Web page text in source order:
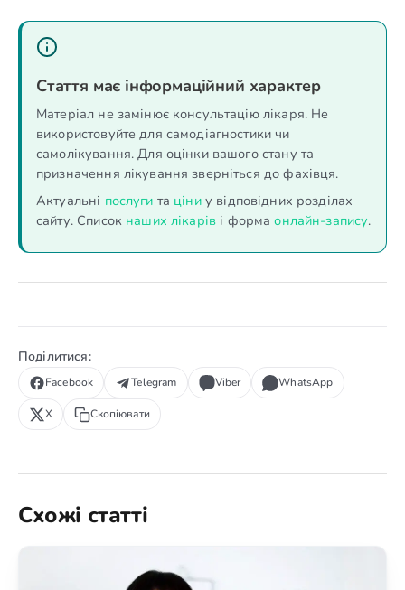
Стаття має інформаційний характер
Матеріал не замінює консультацію лікаря. Не
використовуйте для самодіагностики чи
самолікування. Для оцінки вашого стану та
призначення лікування зверніться до фахівця.
Актуальні послуги та ціниу відповідних розділах
сайту. Список наших лікарів і формаонлайн-запису.
Поділитися:
Facebook Telegram Viber WhatsApp
X Скопіювати
Схожі статті